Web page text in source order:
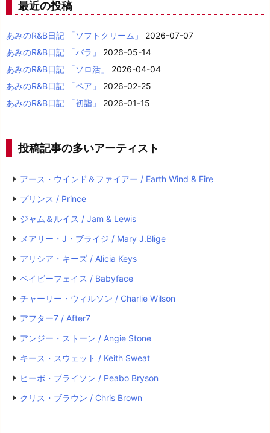
最近の投稿
あみのR&B日記 「ソフトクリーム」
2026-07-07
あみのR&B日記 「バラ」
2026-05-14
あみのR&B日記 「ソロ活」
2026-04-04
あみのR&B日記 「ペア」
2026-02-25
あみのR&B日記 「初詣」
2026-01-15
投稿記事の多いアーティスト
アース・ウインド＆ファイアー / Earth Wind & Fire
プリンス / Prince
ジャム＆ルイス / Jam & Lewis
メアリー・J・ブライジ / Mary J.Blige
アリシア・キーズ / Alicia Keys
ベイビーフェイス / Babyface
チャーリー・ウィルソン / Charlie Wilson
アフター7 / After7
アンジー・ストーン / Angie Stone
キース・スウェット / Keith Sweat
ピーボ・ブライソン / Peabo Bryson
クリス・ブラウン / Chris Brown